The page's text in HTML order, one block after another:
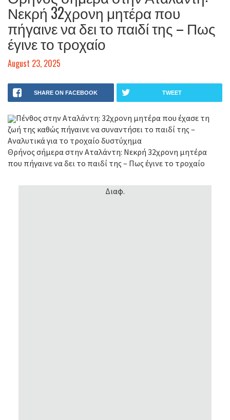
Νεκρή 32χρονη μητέρα που
πήγαινε να δει το παιδί της – Πως
έγινε το τροχαίο
August 23, 2025
SHARE ON FACEBOOK TWEET
Πένθος στην Αταλάντη: 32χρονη μητέρα που έχασε τη
ζωή της καθώς πήγαινε να συναντήσει το παιδί της –
Αναλυτικά για το τροχαίο δυστύχημα
Θρήνος σήμερα στην Αταλάντη: Νεκρή 32χρονη μητέρα
που πήγαινε να δει το παιδί της – Πως έγινε το τροχαίο
Διαφ.